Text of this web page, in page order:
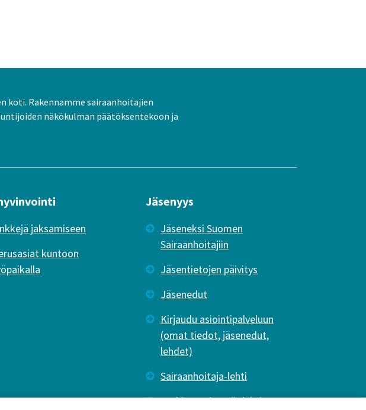
koti. Rakennamme sairaanhoitajien
näkökulman päätöksentekoon ja
jaksamiseen
kuntoon
Jäsenyys
Jäseneksi Suomen
Sairaanhoitajiin
Jäsentietojen päivitys
Jäsenedut
Kirjaudu asiointipalveluun
(omat tiedot, jäsenedut,
lehdet)
Sairaanhoitaja-lehti
Tutkiva Hoitotyö -lehti